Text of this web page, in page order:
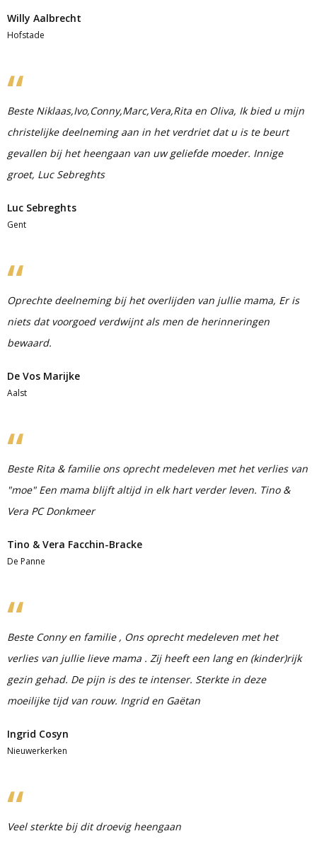
Willy Aalbrecht
Hofstade
Beste Niklaas,Ivo,Conny,Marc,Vera,Rita en Oliva, Ik bied u mijn
christelijke deelneming aan in het verdriet dat u is te beurt
gevallen bij het heengaan van uw geliefde moeder. Innige
groet, Luc Sebreghts
Luc Sebreghts
Gent
Oprechte deelneming bij het overlijden van jullie mama, Er is
niets dat voorgoed verdwijnt als men de herinneringen
bewaard.
De Vos Marijke
Aalst
Beste Rita & familie ons oprecht medeleven met het verlies van
"moe" Een mama blijft altijd in elk hart verder leven. Tino &
Vera PC Donkmeer
Tino & Vera Facchin-Bracke
De Panne
Beste Conny en familie , Ons oprecht medeleven met het
verlies van jullie lieve mama . Zij heeft een lang en (kinder)rijk
gezin gehad. De pijn is des te intenser. Sterkte in deze
moeilijke tijd van rouw. Ingrid en Gaëtan
Ingrid Cosyn
Nieuwerkerken
Veel sterkte bij dit droevig heengaan